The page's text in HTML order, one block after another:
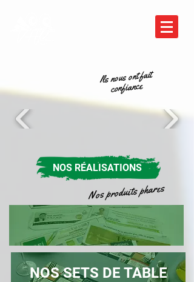
Ils nous ont fait
confiance
NOS RÉALISATIONS
Nos produits phares
NOS SETS DE TABLE